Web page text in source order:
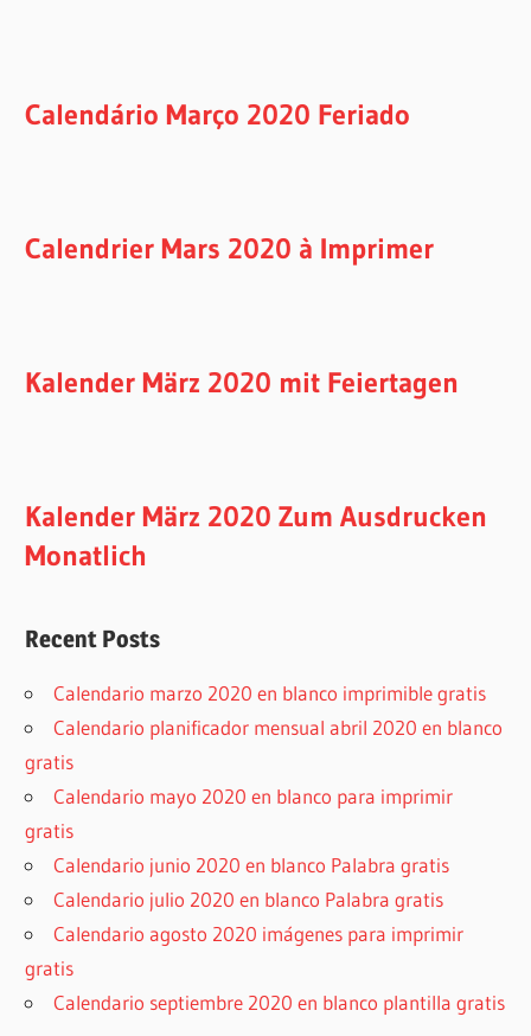
Calendário Março 2020 Feriado
Calendrier Mars 2020 à Imprimer
Kalender März 2020 mit Feiertagen
Kalender März 2020 Zum Ausdrucken
Monatlich
Recent Posts
Calendario marzo 2020 en blanco imprimible gratis
Calendario planificador mensual abril 2020 en blanco
gratis
Calendario mayo 2020 en blanco para imprimir
gratis
Calendario junio 2020 en blanco Palabra gratis
Calendario julio 2020 en blanco Palabra gratis
Calendario agosto 2020 imágenes para imprimir
gratis
Calendario septiembre 2020 en blanco plantilla gratis